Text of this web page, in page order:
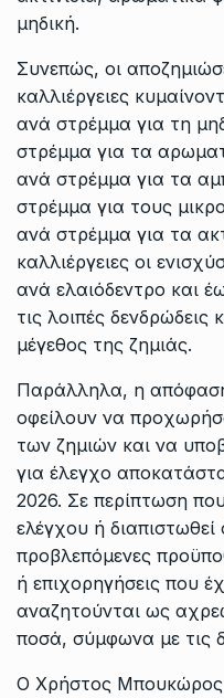
μηδική.
Συνεπώς, οι
καλλιέργειες
ανά στρέμμα για τη
στρέμμα για τα
ανά στρέμμα για τα
στρέμμα για τους
ανά στρέμμα για τα
καλλιέργειες οι
ανά ελαιόδεντρο και
τις λοιπές δενδρώδεις
μέγεθος της ζημιάς.
Παράλληλα, η απόφαση
οφείλουν να
των ζημιών και να
για έλεγχο
2026. Σε περίπτωση
ελέγχου ή διαπιστωθεί
προβλεπόμενες
ή επιχορηγήσεις που
αναζητούνται ως
ποσά, σύμφωνα με τις
Ο Χρήστος Μπουκώρος